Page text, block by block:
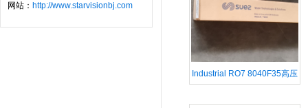
网站： http://www.starvisionbj.com
Industrial RO7 8040F35高压